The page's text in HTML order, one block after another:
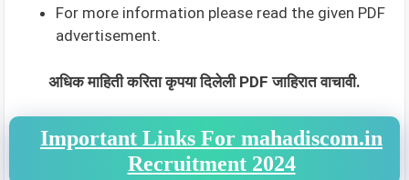
For more information please read the given PDF
advertisement.
अधिक माहिती करिता कृपया दिलेली PDF जाहिरात वाचावी.
Important Links For mahadiscom.in
Recruitment 2024